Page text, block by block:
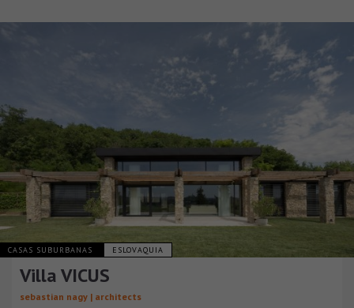
CASAS SUBURBANAS ESLOVAQUIA
Villa VICUS
sebastian nagy | architects